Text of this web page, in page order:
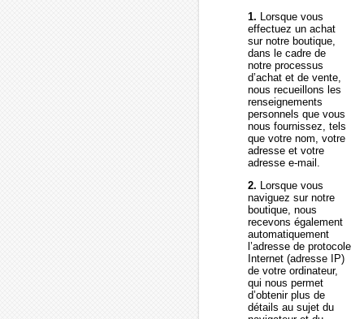
1. Lorsque vous
effectuez un achat
sur notre boutique,
dans le cadre de
notre processus
d’achat et de vente,
nous recueillons les
renseignements
personnels que vous
nous fournissez, tels
que votre nom, votre
adresse et votre
adresse e-mail.
2. Lorsque vous
naviguez sur notre
boutique, nous
recevons également
automatiquement
l’adresse de protocole
Internet (adresse IP)
de votre ordinateur,
qui nous permet
d’obtenir plus de
détails au sujet du